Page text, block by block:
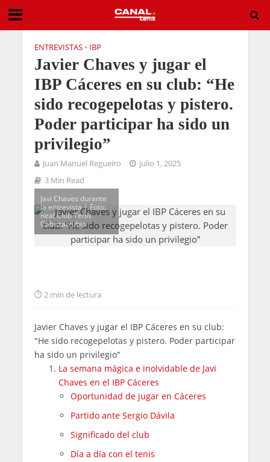
ENTREVISTAS • IBP
Javier Chaves y jugar el
IBP Cáceres en su club: “He
sido recogepelotas y pistero.
Poder participar ha sido un
privilegio”
Juan Manuel Regueiro
julio 1, 2025
3 Min Read
Javi Chaves durante
la entrevista | Foto:
Real Club Tenis
Cabezarrubia
2 min de lectura
Javier Chaves y jugar el IBP Cáceres en su club:
"He sido recogepelotas y pistero. Poder participar
ha sido un privilegio"
La semana mágica e inolvidable de Javi
Chaves en el IBP Cáceres
Oportunidad de jugar en Cáceres
Partido ante Sergio Dávila
Significado del club
Día a día con el tenis